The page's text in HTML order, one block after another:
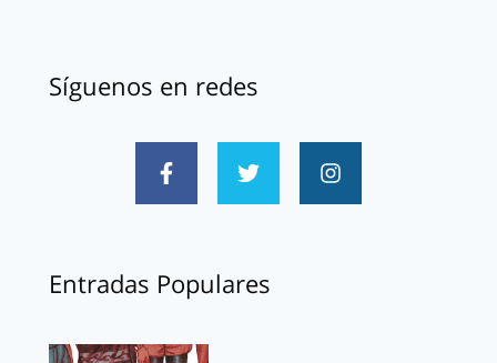
Síguenos en redes
Entradas Populares